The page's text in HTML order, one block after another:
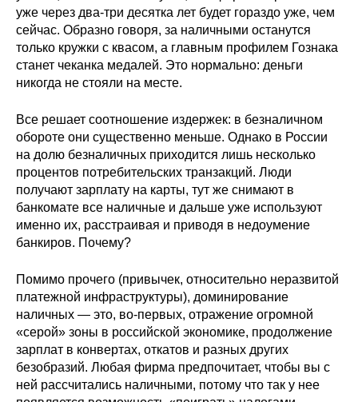
О совете
Регулярные прогнозы
Краткосрочный прогноз
Оценка индекса промышленного
производства
Российская Система Климатического
Центр «Климатическая политика и
экономика России»
Образование и карьера
Кафедра МФТИ
уже через два-три десятка лет будет гораздо уже, чем
сейчас. Образно говоря, за наличными останутся
только кружки с квасом, а главным профилем Гознака
станет чеканка медалей. Это нормально: деньги
никогда не стояли на месте.
Все решает соотношение издержек: в безналичном
обороте они существенно меньше. Однако в России
на долю безналичных приходится лишь несколько
процентов потребительских транзакций. Люди
получают зарплату на карты, тут же снимают в
банкомате все наличные и дальше уже используют
именно их, расстраивая и приводя в недоумение
банкиров. Почему?
Помимо прочего (привычек, относительно неразвитой
платежной инфраструктуры), доминирование
наличных — это, во-первых, отражение огромной
«серой» зоны в российской экономике, продолжение
зарплат в конвертах, откатов и разных других
безобразий. Любая фирма предпочитает, чтобы вы с
ней рассчитались наличными, потому что так у нее